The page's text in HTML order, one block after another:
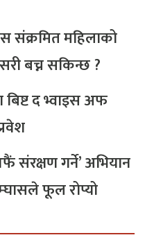
संक्रमित महिलाको
बच्न सकिन्छ ?
द भ्वाइस अफ
गर्ने’ अभियान
फूल रोप्यो